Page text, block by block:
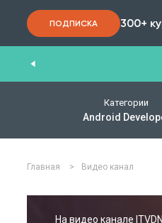
ПОДПИСКА 300+
Категории
Android
Главная > Видео канал
На видео канале